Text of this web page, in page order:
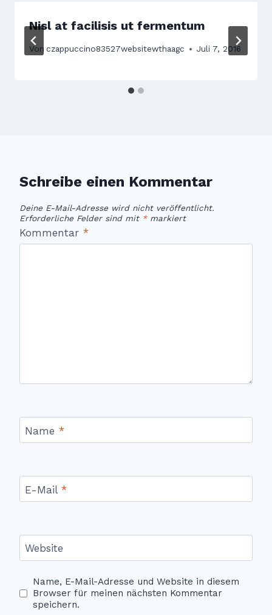
Nisl at facilisis ut fermentum
Von czappuccino83527websitewthaagc Juli 7, 2016
Schreibe einen Kommentar
Deine E-Mail-Adresse wird nicht veröffentlicht.
Erforderliche Felder sind mit *markiert
Kommentar *
Name *
E-Mail *
Website
Name, E-Mail-Adresse und Website in diesem
Browser für meinen nächsten Kommentar
speichern.